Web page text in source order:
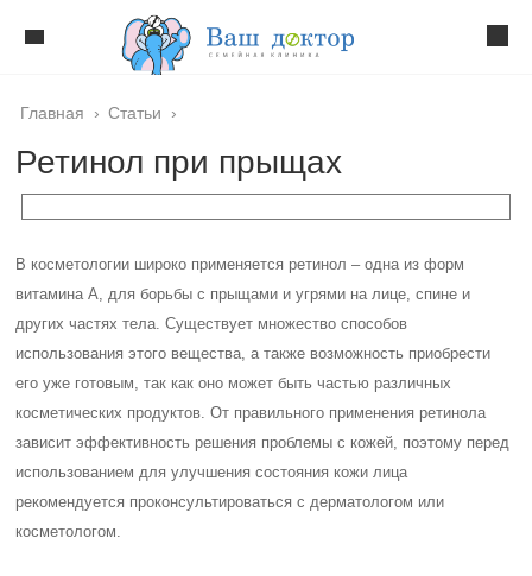
Главная › Статьи ›
Ретинол при прыщах
В косметологии широко применяется ретинол – одна из форм
витамина А, для борьбы с прыщами и угрями на лице, спине и
других частях тела. Существует множество способов
использования этого вещества, а также возможность приобрести
его уже готовым, так как оно может быть частью различных
косметических продуктов. От правильного применения ретинола
зависит эффективность решения проблемы с кожей, поэтому перед
использованием для улучшения состояния кожи лица
рекомендуется проконсультироваться с дерматологом или
косметологом.